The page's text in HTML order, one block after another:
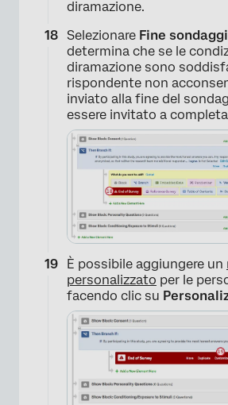
diramazione.
Selezionare Fine
determina che se le
diramazione sono
rispondente non
inviato alla fine del
essere invitato a
È possibile aggiungere un
personalizzato per le
facendo clic su